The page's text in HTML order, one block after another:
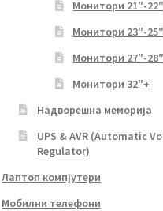
Монитори 21″-22″
Монитори 23″-25″
Монитори 27″-28″
Монитори 32″+
Надворешна меморија
UPS & AVR (Automatic
Regulator)
Лаптоп компјутери
Мобилни телефони